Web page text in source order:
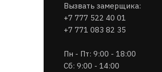
Вызвать замерщика:
+7 777 522 40 01
+7 771 083 82 35
Пн - Пт: 9:00 - 18:00
Сб: 9:00 - 14:00